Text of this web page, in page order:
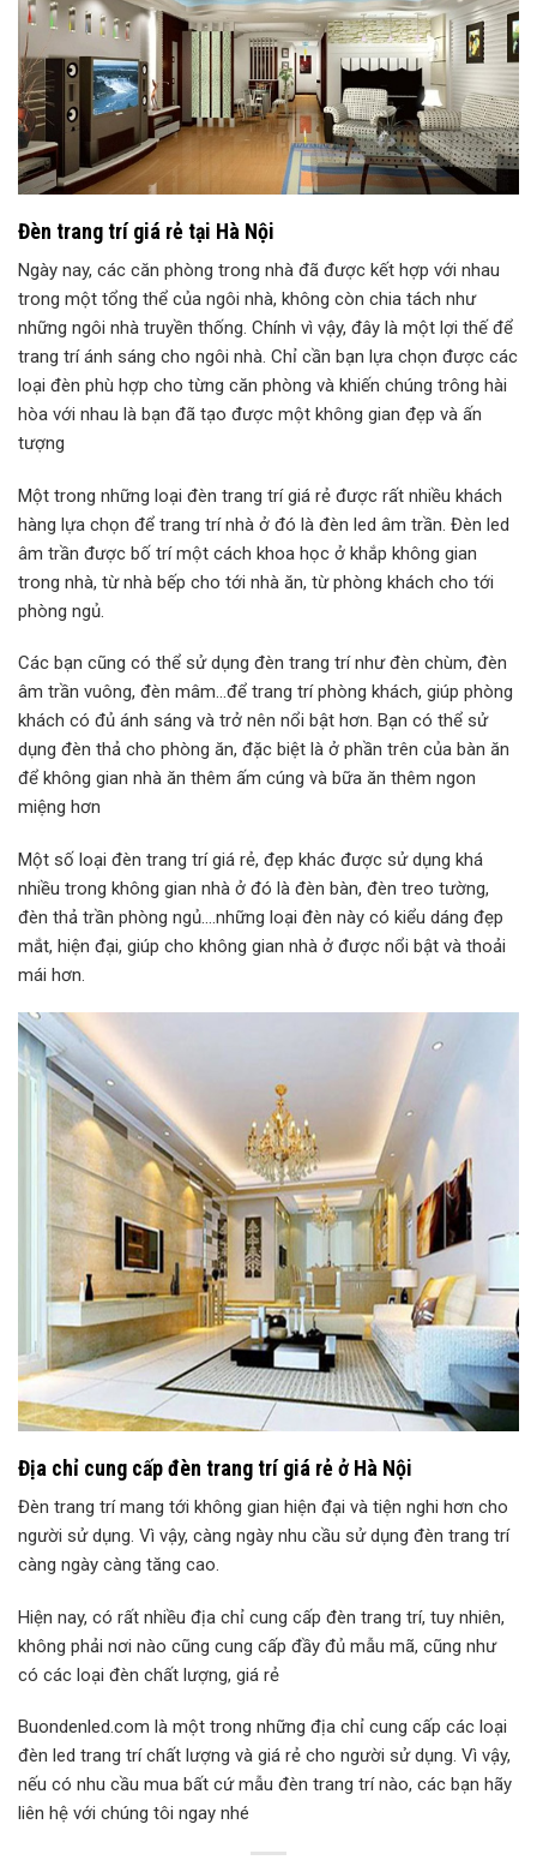
Đèn trang trí giá rẻ tại Hà Nội
Ngày nay, các căn phòng trong nhà đã được kết hợp với nhau
trong một tổng thể của ngôi nhà, không còn chia tách như
những ngôi nhà truyền thống. Chính vì vậy, đây là một lợi thế để
trang trí ánh sáng cho ngôi nhà. Chỉ cần bạn lựa chọn được các
loại đèn phù hợp cho từng căn phòng và khiến chúng trông hài
hòa với nhau là bạn đã tạo được một không gian đẹp và ấn
tượng
Một trong những loại đèn trang trí giá rẻ được rất nhiều khách
hàng lựa chọn để trang trí nhà ở đó là đèn led âm trần. Đèn led
âm trần được bố trí một cách khoa học ở khắp không gian
trong nhà, từ nhà bếp cho tới nhà ăn, từ phòng khách cho tới
phòng ngủ.
Các bạn cũng có thể sử dụng đèn trang trí như đèn chùm, đèn
âm trần vuông, đèn mâm…để trang trí phòng khách, giúp phòng
khách có đủ ánh sáng và trở nên nổi bật hơn. Bạn có thể sử
dụng đèn thả cho phòng ăn, đặc biệt là ở phần trên của bàn ăn
để không gian nhà ăn thêm ấm cúng và bữa ăn thêm ngon
miệng hơn
Một số loại đèn trang trí giá rẻ, đẹp khác được sử dụng khá
nhiều trong không gian nhà ở đó là đèn bàn, đèn treo tường,
đèn thả trần phòng ngủ….những loại đèn này có kiểu dáng đẹp
mắt, hiện đại, giúp cho không gian nhà ở được nổi bật và thoải
mái hơn.
Địa chỉ cung cấp đèn trang trí giá rẻ ở Hà Nội
Đèn trang trí mang tới không gian hiện đại và tiện nghi hơn cho
người sử dụng. Vì vậy, càng ngày nhu cầu sử dụng đèn trang trí
càng ngày càng tăng cao.
Hiện nay, có rất nhiều địa chỉ cung cấp đèn trang trí, tuy nhiên,
không phải nơi nào cũng cung cấp đầy đủ mẫu mã, cũng như
có các loại đèn chất lượng, giá rẻ
Buondenled.com là một trong những địa chỉ cung cấp các loại
đèn led trang trí chất lượng và giá rẻ cho người sử dụng. Vì vậy,
nếu có nhu cầu mua bất cứ mẫu đèn trang trí nào, các bạn hãy
liên hệ với chúng tôi ngay nhé